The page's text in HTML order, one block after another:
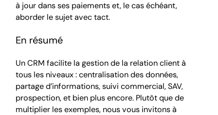
à jour dans ses paiements et, le cas échéant,
aborder le sujet avec tact.
En résumé
Un CRM facilite la gestion de la relation client à
tous les niveaux : centralisation des données,
partage d’informations, suivi commercial, SAV,
prospection, et bien plus encore. Plutôt que de
multiplier les exemples, nous vous invitons à